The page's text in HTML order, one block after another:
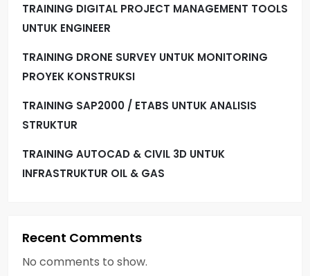
TRAINING DIGITAL PROJECT MANAGEMENT TOOLS
UNTUK ENGINEER
TRAINING DRONE SURVEY UNTUK MONITORING
PROYEK KONSTRUKSI
TRAINING SAP2000 / ETABS UNTUK ANALISIS
STRUKTUR
TRAINING AUTOCAD & CIVIL 3D UNTUK
INFRASTRUKTUR OIL & GAS
Recent Comments
No comments to show.